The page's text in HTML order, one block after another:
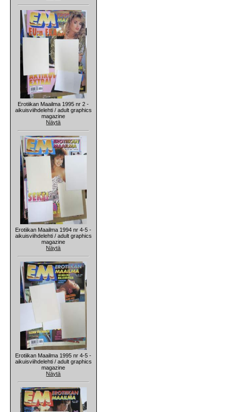
Erotiikan Maailma 1995 nr 2 -
aikuisviihdelehti / adult graphics
magazine
Näytä
Erotiikan Maailma 1994 nr 4-5 -
aikuisviihdelehti / adult graphics
magazine
Näytä
Erotiikan Maailma 1995 nr 4-5 -
aikuisviihdelehti / adult graphics
magazine
Näytä